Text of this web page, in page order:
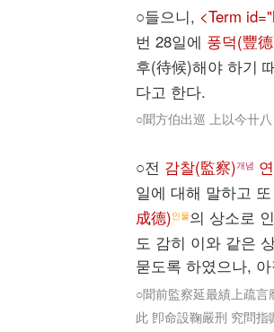
○들으니, <Term
번 28일에 풍덕(豐
후(待候)해야 하기
다고 한다.
○聞方伯出巡 上以今卄
○전 감찰(監察)개념
일에 대해 말하고 또
成德)인물의 상소로
도 감히 이와 같은
묻도록 하였으나,
○聞前監察延最績上疏
此 卽命設鞠嚴刑 究問